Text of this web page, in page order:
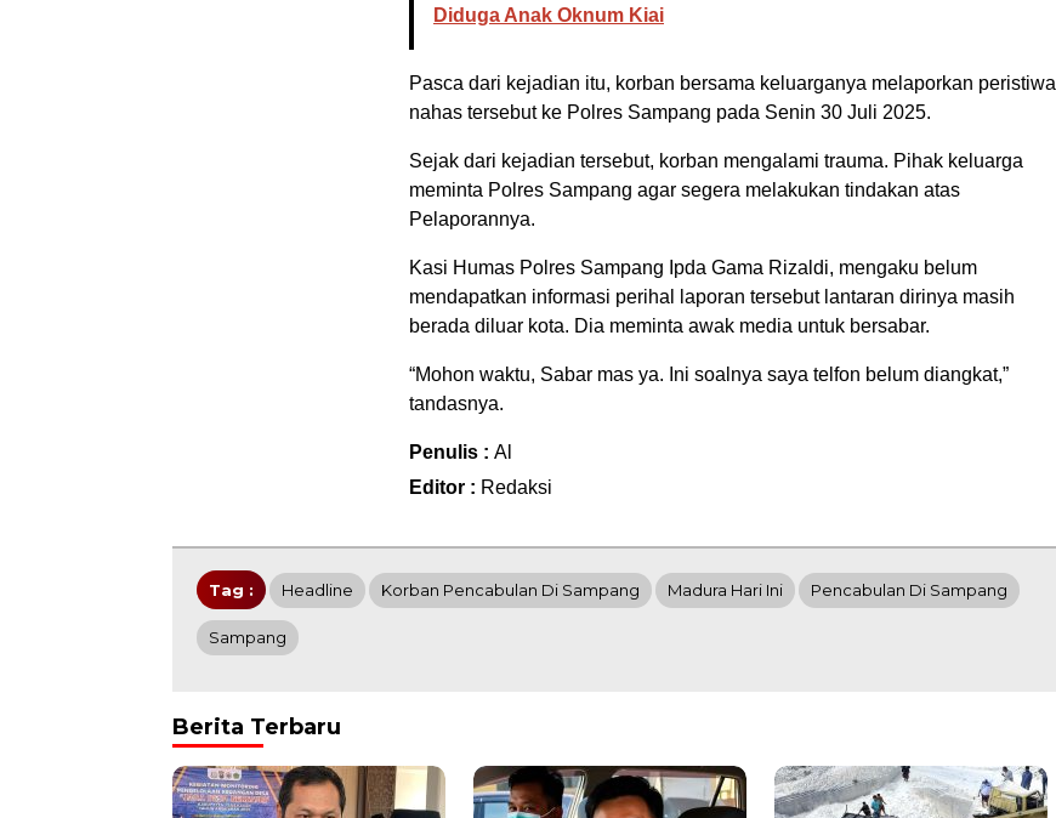
Diduga Anak Oknum Kiai
Pasca dari kejadian itu, korban bersama keluarganya melaporkan peristiwa
nahas tersebut ke Polres Sampang pada Senin 30 Juli 2025.
Sejak dari kejadian tersebut, korban mengalami trauma. Pihak keluarga
meminta Polres Sampang agar segera melakukan tindakan atas
Pelaporannya.
Kasi Humas Polres Sampang Ipda Gama Rizaldi, mengaku belum
mendapatkan informasi perihal laporan tersebut lantaran dirinya masih
berada diluar kota. Dia meminta awak media untuk bersabar.
“Mohon waktu, Sabar mas ya. Ini soalnya saya telfon belum diangkat,”
tandasnya.
Penulis : Al
Editor : Redaksi
Tag : Headline Korban Pencabulan Di Sampang Madura Hari Ini Pencabulan Di Sampang
Sampang
Berita Terbaru